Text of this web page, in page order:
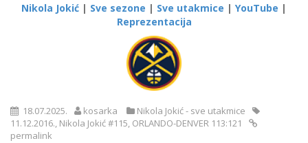
Nikola Jokić | Sve sezone | Sve utakmice | YouTube |
Reprezentacija
18.07.2025. kosarka
Nikola Jokić - sve utakmice
11.12.2016., Nikola Jokić #115, ORLANDO-DENVER 113:121
permalink